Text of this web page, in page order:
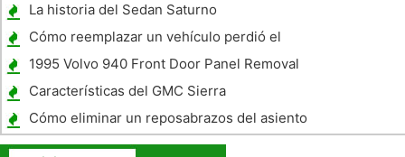
La historia del Sedan Saturno
Cómo reemplazar un vehículo perdió el
título en Kansas
1995 Volvo 940 Front Door Panel Removal
Características del GMC Sierra
Cómo eliminar un reposabrazos del asiento
en una Yukon 1999